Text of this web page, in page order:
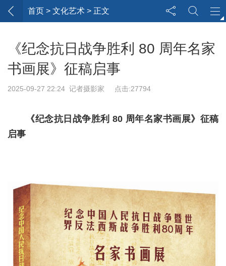
首页 > 文化艺术 > 正文
《纪念抗日战争胜利 80 周年名家
书画展》征稿启事
2025-09-27 22:24 记者摄影家 点击:27794
《纪念抗日战争胜利 80 周年名家书画展》征稿
启事